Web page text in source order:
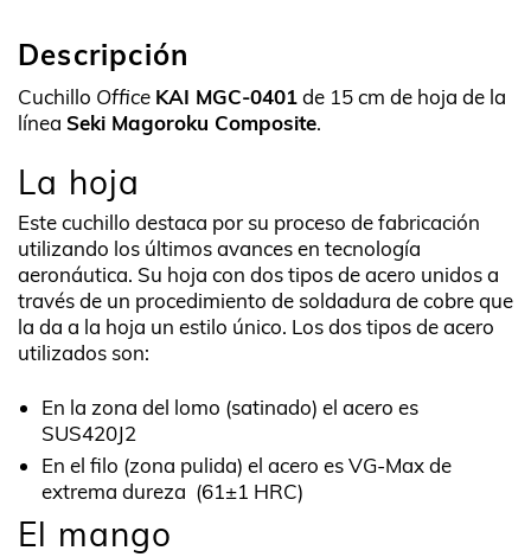
Descripción
Cuchillo Office KAI MGC-0401de 15 cm de hoja de la
línea Seki Magoroku Composite.
La hoja
Este cuchillo destaca por su proceso de fabricación
utilizando los últimos avances en tecnología
aeronáutica. Su hoja con dos tipos de acero unidos a
través de un procedimiento de soldadura de cobre que
la da a la hoja un estilo único. Los dos tipos de acero
utilizados son:
En la zona del lomo (satinado) el acero es
SUS420J2
En el filo (zona pulida) el acero es VG-Max de
extrema dureza (61±1 HRC)
El mango